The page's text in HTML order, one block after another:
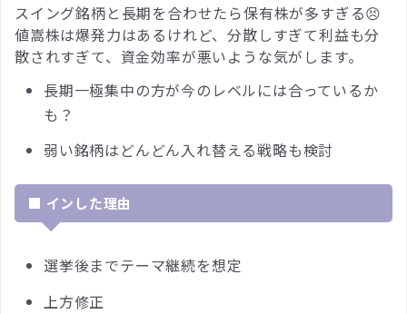
スイング銘柄と長期を合わせたら保有株が多すぎる😣
値嵩株は爆発力はあるけれど、分散しすぎて利益も分
散されすぎて、資金効率が悪いような気がします。
長期一極集中の方が今のレベルには合っているか
も？
弱い銘柄はどんどん入れ替える戦略も検討
■ インした理由
選挙後までテーマ継続を想定
上方修正